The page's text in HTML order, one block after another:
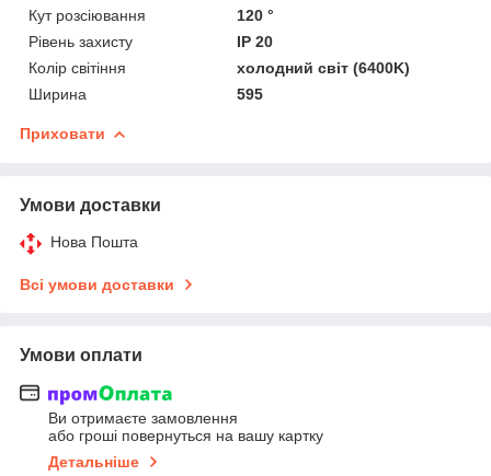
Кут розсіювання
120 °
Рівень захисту
IP 20
Колір світіння
холодний світ (6400K)
Ширина
595
Приховати
Умови доставки
Нова Пошта
Всі умови доставки
Умови оплати
Ви отримаєте замовлення
або гроші повернуться на вашу картку
Детальніше